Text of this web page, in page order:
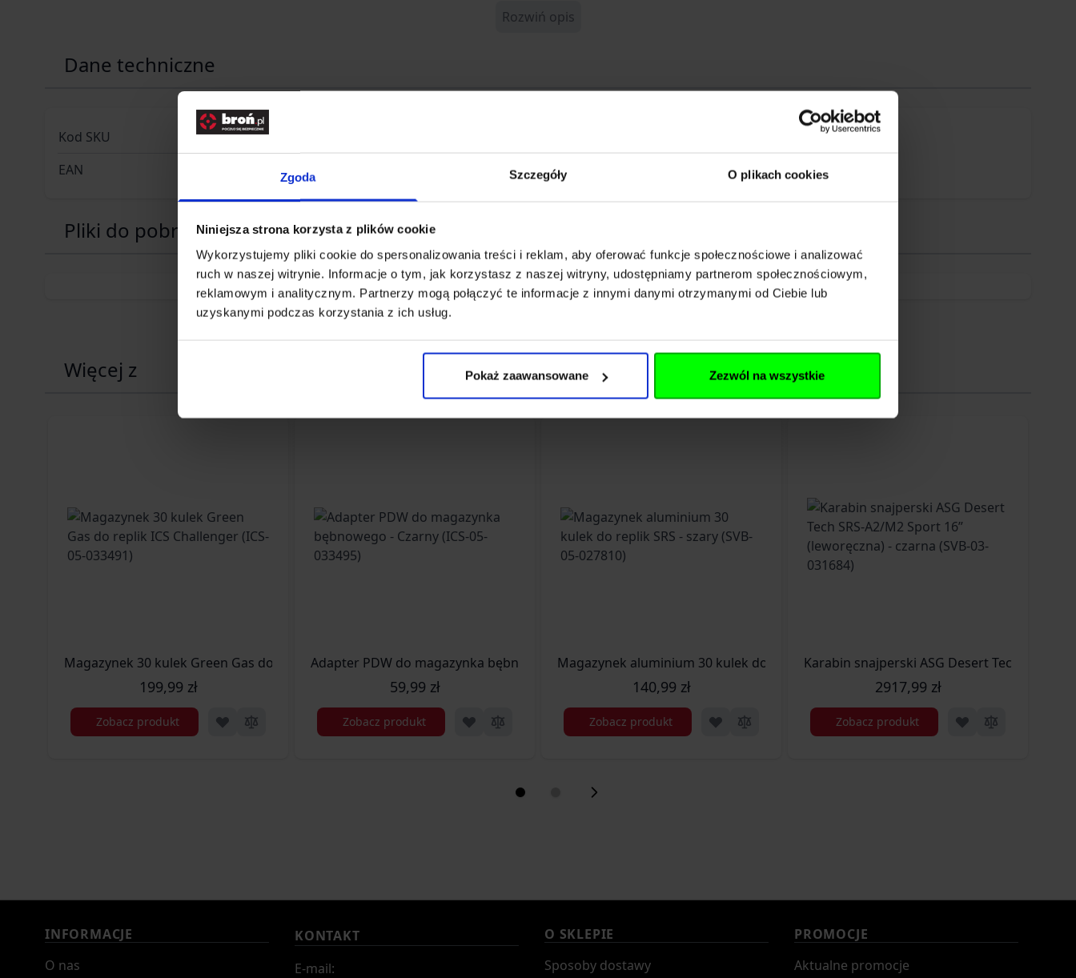
Zgoda Szczegóły O plikach cookies
Niniejsza strona korzysta z plików cookie
Wykorzystujemy pliki cookie do spersonalizowania treści i reklam, aby oferować funkcje społecznościowe i analizować
ruch w naszej witrynie. Informacje o tym, jak korzystasz z naszej witryny, udostępniamy partnerom społecznościowym,
reklamowym i analitycznym. Partnerzy mogą połączyć te informacje z innymi danymi otrzymanymi od Ciebie lub
uzyskanymi podczas korzystania z ich usług.
Pokaż zaawansowane Zezwól na wszystkie
Rozwiń opis
Dane techniczne
Kod SKU
EAN
5902543116673
Pliki do pobrania
Więcej z
Magazynek 30 kulek Green Gas do replik ICS Challenger (ICS-05-033491)
199,99 zł
Zobacz produkt
Adapter PDW do magazynka bębnowego - Czarny (ICS-05-033495)
59,99 zł
Zobacz produkt
Magazynek aluminium 30 kulek do replik SRS - szary (SVB-05-027810)
140,99 zł
Zobacz produkt
Karabin snajperski ASG Desert Tech SRS-
2917,99 zł
Zobacz produkt
INFORMACJE
O nas
KONTAKT
E-mail:
O SKLEPIE
Sposoby dostawy
PROMOCJE
Aktualne promocje